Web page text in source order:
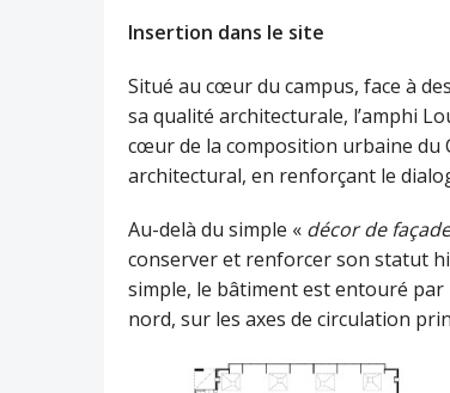
Insertion dans le site
Situé au cœur du campus, face à
sa qualité architecturale, l’amphi
cœur de la composition urbaine du
architectural, en renforçant le
Au-delà du simple « décor de façade
conserver et renforcer son statut
simple, le bâtiment est entouré par
nord, sur les axes de circulation